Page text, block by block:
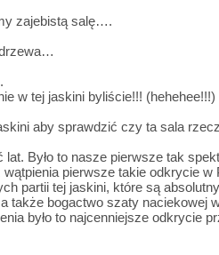
zajebistą salę….
w tej jaskini byliście!!! (hehehee!!!)
aby sprawdzić czy ta sala
lat. Było to nasze pierwsze tak
pierwsze takie odkrycie w
partii tej jaskini, które są
także bogactwo szaty naciekowej
było to najcenniejsze odkrycie